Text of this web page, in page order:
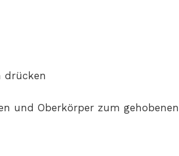
drücken
und Oberkörper zum gehobenen